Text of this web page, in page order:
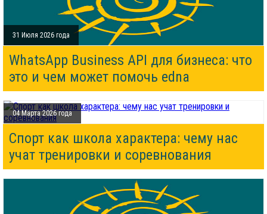
31 Июля 2026 года
WhatsApp Business API для бизнеса: что
это и чем может помочь edna
04 Марта 2026 года
Спорт как школа характера: чему нас
учат тренировки и соревнования